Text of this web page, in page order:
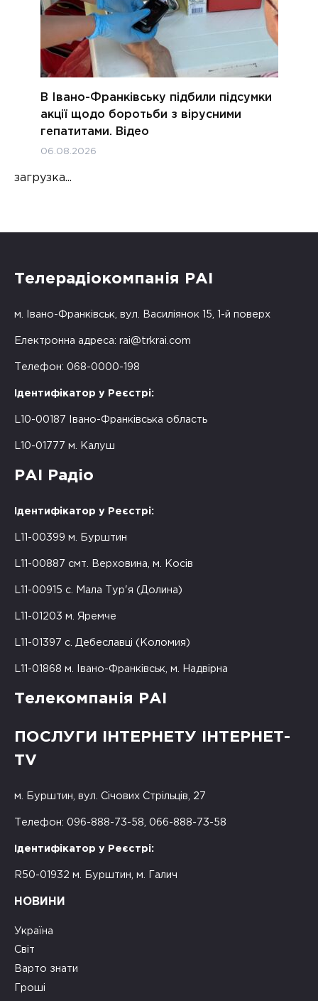
В Івано-Франківську підбили підсумки
акції щодо боротьби з вірусними
гепатитами. Відео
06.08.2026
загрузка...
Телерадіокомпанія РАІ
м. Івано-Франківськ, вул. Василіянок 15, 1-й поверх
Електронна адреса: rai@trkrai.com
Телефон: 068-0000-198
Ідентифікатор у Реєстрі:
L10-00187 Івано-Франківська область
L10-01777 м. Калуш
РАІ Радіо
Ідентифікатор у Реєстрі:
L11-00399 м. Бурштин
L11-00887 смт. Верховина, м. Косів
L11-00915 с. Мала Тур'я (Долина)
L11-01203 м. Яремче
L11-01397 с. Дебеславці (Коломия)
L11-01868 м. Івано-Франківськ, м. Надвірна
Телекомпанія РАІ
ПОСЛУГИ ІНТЕРНЕТУ ІНТЕРНЕТ-
TV
м. Бурштин, вул. Січових Стрільців, 27
Телефон: 096-888-73-58, 066-888-73-58
Ідентифікатор у Реєстрі:
R50-01932 м. Бурштин, м. Галич
НОВИНИ
Україна
Світ
Варто знати
Гроші